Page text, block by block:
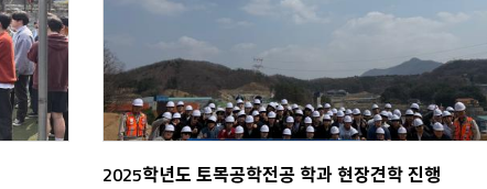
2025학년도 토목공학전공 학과 현장견학 진행